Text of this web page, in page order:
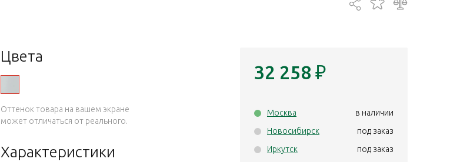
Цвета
Оттенок товара на вашем экране
может отличаться от реального.
Характеристики
32 258 ₽
Москва
в наличии
Новосибирск
под заказ
Иркутск
под заказ